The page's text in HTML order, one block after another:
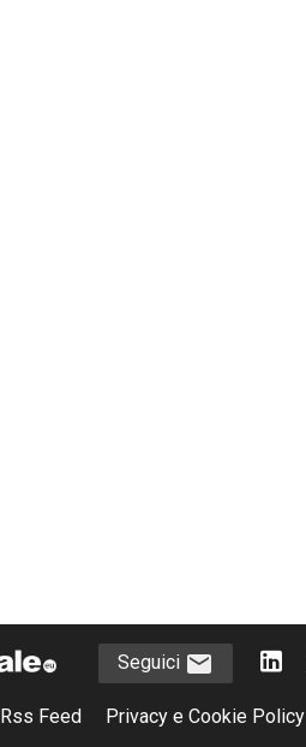
Seguici
Rss Feed Privacy e Cookie Policy